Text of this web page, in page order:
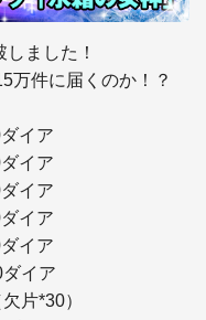
ました！
万件に届くのか！？
片*30）